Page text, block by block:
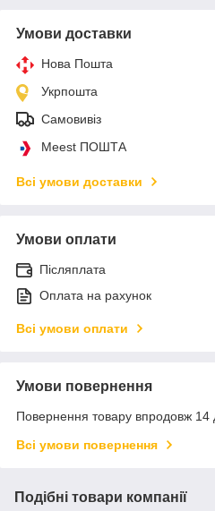
Умови доставки
Нова Пошта
Укрпошта
Самовивіз
Meest ПОШТА
Всі умови доставки
Умови оплати
Післяплата
Оплата на рахунок
Всі умови оплати
Умови повернення
Повернення товару впродовж 14
Всі умови повернення
Подібні товари компанії